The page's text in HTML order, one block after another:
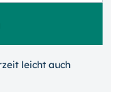
leicht auch